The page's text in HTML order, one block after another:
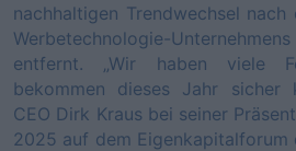
nachhaltigen Trendwechsel
Werbetechnologie-
entfernt. „Wir haben viele
bekommen dieses Jahr sicher
CEO Dirk Kraus bei seiner
2025 auf dem Eigenkapitalforum